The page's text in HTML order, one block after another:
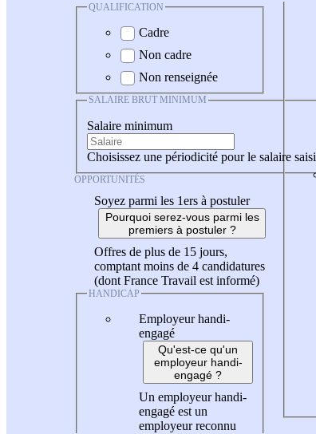
QUALIFICATION
Cadre
Non cadre
Non renseignée
SALAIRE BRUT MINIMUM
Salaire minimum
Choisissez une périodicité pour le salaire saisi
OPPORTUNITÉS
Soyez parmi les 1ers à postuler
Pourquoi serez-vous parmi les
premiers à postuler ?
Offres de plus de 15 jours,
comptant moins de 4 candidatures
(dont France Travail est informé)
HANDICAP
Employeur handi-
engagé
Qu'est-ce qu'un
employeur handi-
engagé ?
Un employeur handi-
engagé est un
employeur reconnu